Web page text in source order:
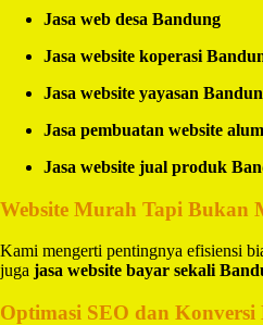
Jasa web desa Bandung
Jasa website koperasi
Jasa website yayasan
Jasa pembuatan website
Jasa website jual produk
Website Murah Tapi Bukan
Kami mengerti pentingnya efisiensi
juga jasa website bayar sekali
Optimasi SEO dan Konversi